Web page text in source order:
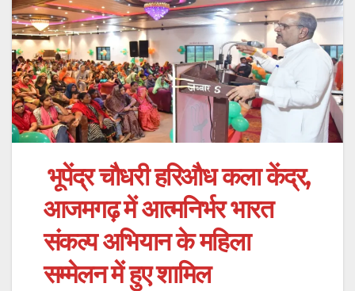
भूपेंद्र चौधरी हरिऔध कला केंद्र,
आजमगढ़ में आत्मनिर्भर भारत
संकल्प अभियान के महिला
सम्मेलन में हुए शामिल